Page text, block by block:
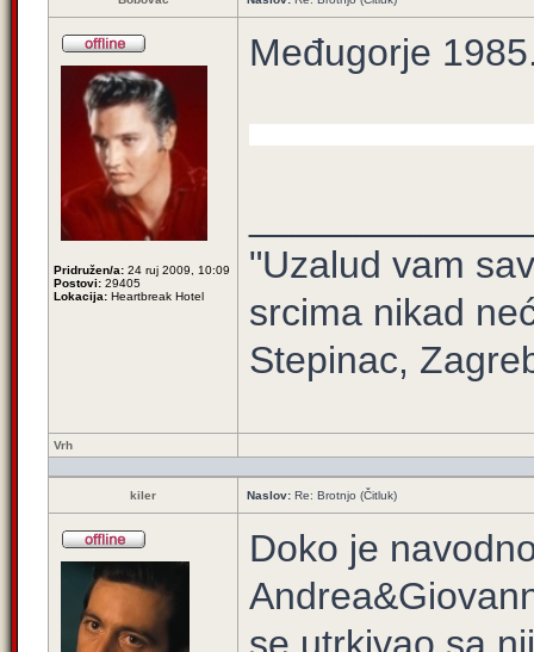
Pridružen/a: 24 ruj 2009, 10:09
Postovi: 29405
Lokacija: Heartbreak Hotel
Međugorje
"Uzalud vam
srcima nikad
Stepinac,
Vrh
kiler Naslov: Re: Brotnjo (Čitluk)
Doko je